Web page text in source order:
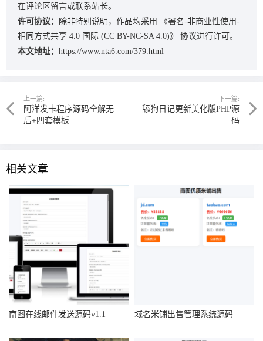
在评论区留言或联系站长。
许可协议：
除非特别说明，作品均采用
《署名-非商业性使用-
相同方式共享 4.0 国际 (CC BY-NC-SA 4.0)》
协议进行许可。
本文地址： https://www.nta6.com/379.html
上一篇:
阿洋发卡程序源码全解无
后+四套模板
下一篇:
舔狗日记更新美化版PHP源
码
相关文章
南图在线邮件发送源码v1.1 域名米铺出售管理系统源码